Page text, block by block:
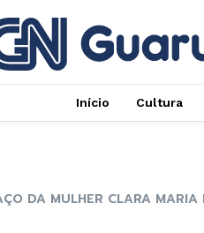
Início Cultura
DA MULHER CLARA MARIA